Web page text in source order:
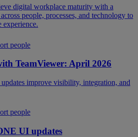
digital workplace maturity with a
people, processes, and technology to
experience.
people
TeamViewer: April 2026
improve visibility, integration, and
people
UI updates